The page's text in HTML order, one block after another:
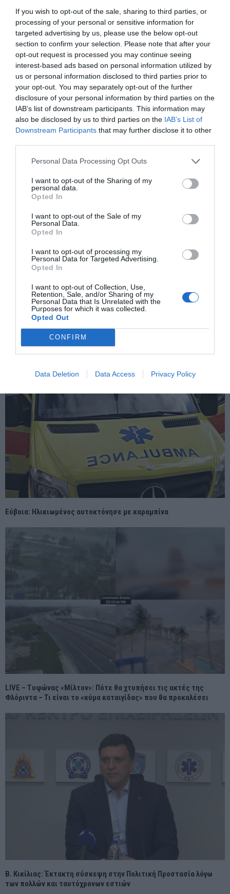
If you wish to opt-out of the sale, sharing to third parties, or
processing of your personal or sensitive information for
targeted advertising by us, please use the below opt-out
section to confirm your selection. Please note that after your
opt-out request is processed you may continue seeing
interest-based ads based on personal information utilized by
us or personal information disclosed to third parties prior to
your opt-out. You may separately opt-out of the further
disclosure of your personal information by third parties on the
IAB’s list of downstream participants. This information may
also be disclosed by us to third parties on the IAB’s List of
Downstream Participants that may further disclose it to other
Personal Data Processing Opt Outs
I want to opt-out of the Sharing of my
personal data.
Opted In
I want to opt-out of the Sale of my
Personal Data.
Opted In
I want to opt-out of processing my
Personal Data for Targeted Advertising.
Opted In
I want to opt-out of Collection, Use,
Retention, Sale, and/or Sharing of my
Personal Data that Is Unrelated with the
Purposes for which it was collected.
Opted Out
CONFIRM
Data Deletion Data Access Privacy Policy
Υ.Γ…Υπάρχουν διακρίσεις που δεν μετριούνται με βραβεία ή
αριθμούς. Μετριούνται από τη σκηνή στην οποία καλείσαι να
σταθείς. Και όταν αυτή η σκηνή είναι το Teatro Olimpico της
Βιτσέντζα, τότε η πρόσκληση από μόνη της αποτελεί
ΛΑΡΙΣΑ: ΤΟ ΠΡΩΤΟ ΜΝΗΜΕΙΟ ΓΙΑ ΤΟΝ ΑΠΟΔΗΜΟ ΕΛΛΗΝΙΣΜΟ
ΣΤΕΛΝΕΙ ΜΗΝΥΜΑ ΕΝΟΤΗΤΑΣ ΣΤΑ ΠΕΡΑΤΑ ΤΟΥ ΚΟΣΜΟΥ – Η
ΗΠΑ: ΑΝΑΚΛΗΣΗ ΣΧΕΔΟΝ 99.000 ΟΧΗΜΑΤΩΝ ΤΗΣ HONDA ΓΙΑ
ΠΡΟΒΛΗΜΑ ΣΤΟΥΣ ΑΕΡΟΣΑΚΟΥΣ
ΣΧΕΤΙΚΈΣ ΑΝΑΡΤΉΣΕΙΣ
Εύβοια: Ηλικιωμένος αυτοκτόνησε με καραμπίνα
LIVE – Τυφώνας «Μίλτον»: Πότε θα χτυπήσει τις ακτές της
Φλόριντα – Τι είναι το «κύμα καταιγίδας» που θα προκαλέσει
Β. Κικίλιας: Έκτακτη σύσκεψη στην Πολιτική Προστασία λόγω
των πολλών και ταυτόχρονων εστιών